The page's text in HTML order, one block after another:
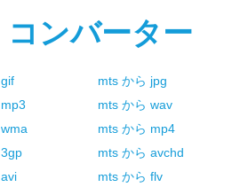
コンバーター
gif mts から jpg
mp3 mts から wav
wma mts から mp4
3gp mts から avchd
avi mts から flv